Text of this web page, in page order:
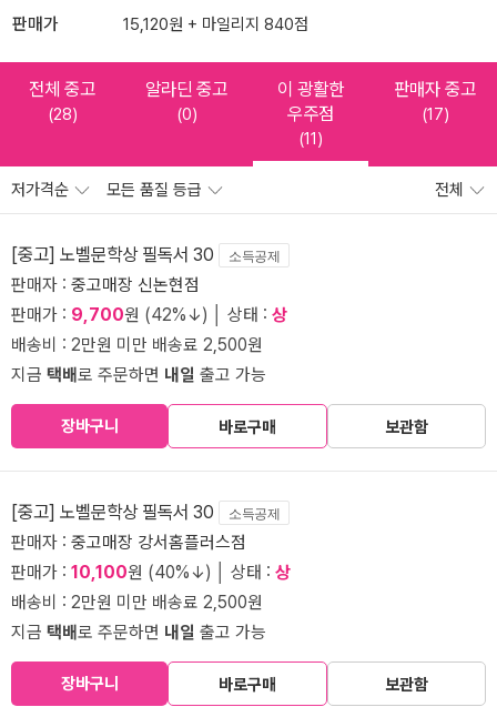
판매가 15,120원 + 마일리지 840점
전체 중고
(28)
알라딘 중고
(0)
이 광활한
우주점
(11)
판매자 중고
(17)
저가격순 모든 품질 등급 전체
[중고] 노벨문학상 필독서 30 소득공제
판매자 : 중고매장 신논현점
판매가 : 9,700원 (42%↓) │ 상태 : 상
배송비 : 2만원 미만 배송료 2,500원
지금 택배로 주문하면 내일 출고 가능
장바구니 바로구매 보관함
[중고] 노벨문학상 필독서 30 소득공제
판매자 : 중고매장 강서홈플러스점
판매가 : 10,100원 (40%↓) │ 상태 : 상
배송비 : 2만원 미만 배송료 2,500원
지금 택배로 주문하면 내일 출고 가능
장바구니 바로구매 보관함